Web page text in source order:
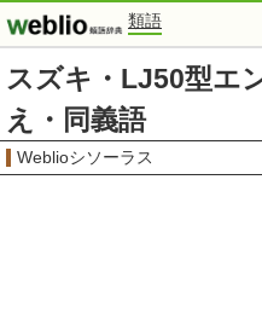
類語
スズキ・LJ50型エ
え・同義語
Weblioシソーラス